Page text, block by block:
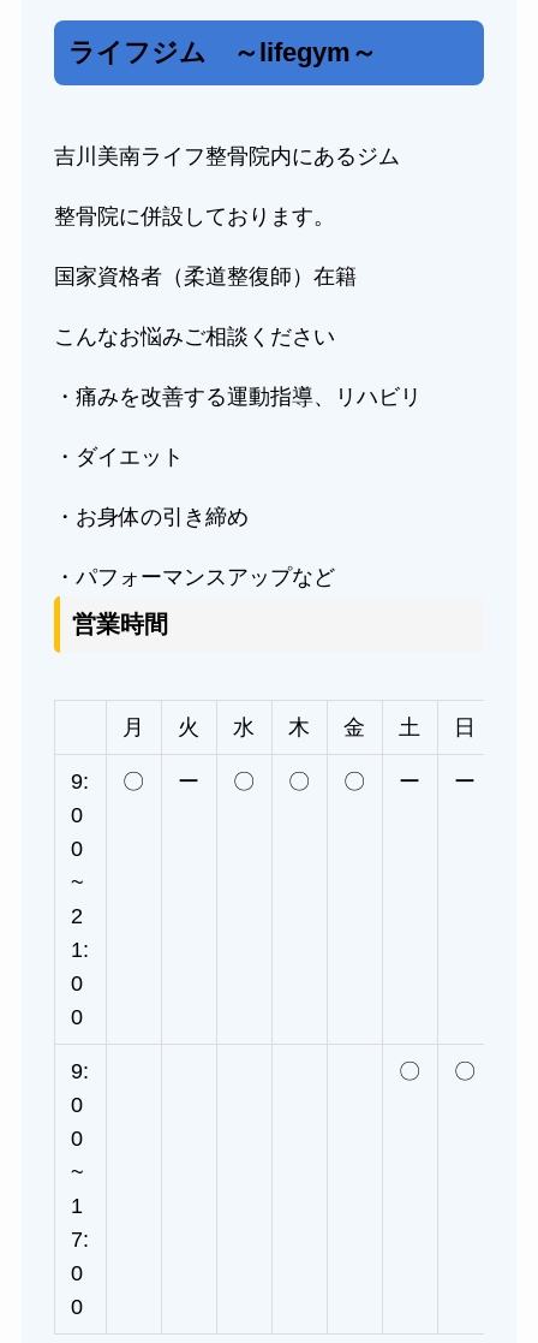
ライフジム ～lifegym～
吉川美南ライフ整骨院内にあるジム
整骨院に併設しております。
国家資格者（柔道整復師）在籍
こんなお悩みご相談ください
・痛みを改善する運動指導、リハビリ
・ダイエット
・お身体の引き締め
・パフォーマンスアップなど
営業時間
月 火 水 木 金 土 日
9:
0
0
~
2
1:
0
0
〇 ー 〇 〇 〇 ー ー
9:
0
0
~
1
7:
0
0
〇 〇